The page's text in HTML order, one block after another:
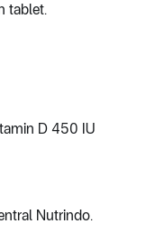
tablet.
D 450 IU
Nutrindo.